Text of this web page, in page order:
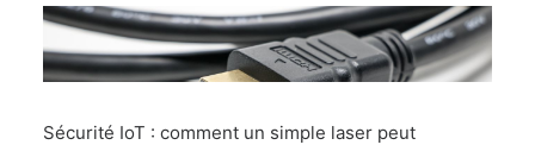
Sécurité IoT : comment un simple laser peut